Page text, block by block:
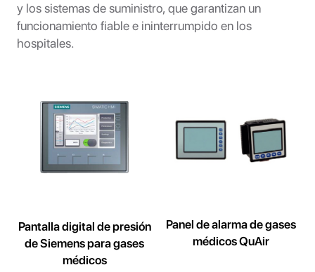
y los sistemas de suministro, que garantizan un
funcionamiento fiable e ininterrumpido en los
hospitales.
Pantalla digital de presión
de Siemens para gases
médicos
Panel de alarma de gases
médicos QuAir